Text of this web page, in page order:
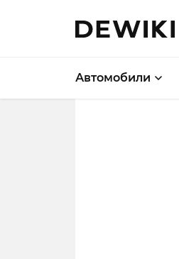
Автомобили